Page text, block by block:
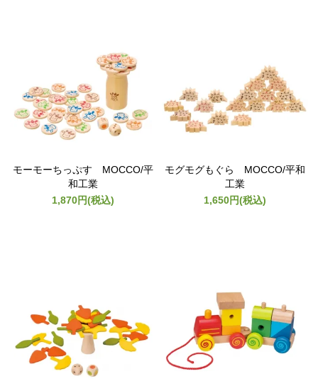
モーモーちっぷす MOCCO/平
和工業
1,870円(税込)
モグモグもぐら MOCCO/平和
工業
1,650円(税込)